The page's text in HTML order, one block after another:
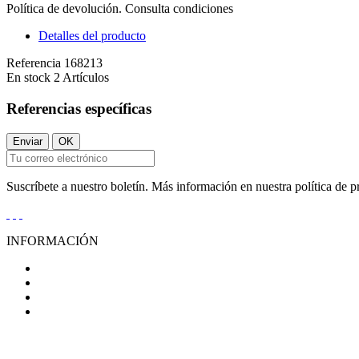
Política de devolución. Consulta condiciones
Detalles del producto
Referencia 168213
En stock 2 Artículos
Referencias específicas
Suscríbete a nuestro boletín. Más información en nuestra política de
INFORMACIÓN